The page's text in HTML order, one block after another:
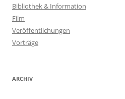
Bibliothek & Information
Film
Veröffentlichungen
Vorträge
ARCHIV